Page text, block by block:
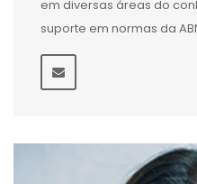
em diversas áreas do
suporte em normas da